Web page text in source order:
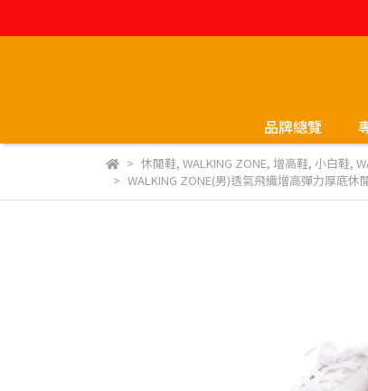
品牌總覽
休閒鞋, WALKING ZONE, 增高鞋, 小白鞋,
WALKING ZONE(男)透氣飛織增高彈力厚底休